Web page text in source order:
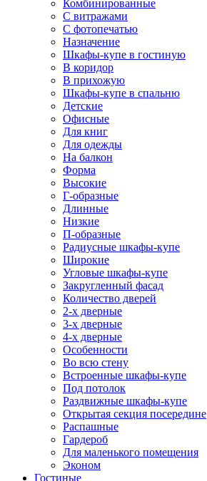
Комбинированные
С витражами
С фотопечатью
Назначение
Шкафы-купе в гостиную
В коридор
В прихожую
Шкафы-купе в спальню
Детские
Офисные
Для книг
Для одежды
На балкон
Форма
Высокие
Г-образные
Длинные
Низкие
П-образные
Радиусные шкафы-купе
Широкие
Угловые шкафы-купе
Закругленный фасад
Количество дверей
2-х дверные
3-х дверные
4-х дверные
Особенности
Во всю стену
Встроенные шкафы-купе
Под потолок
Раздвижные шкафы-купе
Открытая секция посередине
Распашные
Гардероб
Для маленького помещения
Эконом
Гостиные